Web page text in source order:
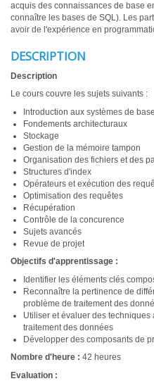
acquis des connaissances de base
connaître les bases de SQL). Les
avoir de l'expérience en
DESCRIPTION
Description
Le cours couvre les sujets suivants :
Introduction aux systèmes de
Fondements architecturaux
Stockage
Gestion de la mémoire tampon
Organisation des fichiers et des
Structures d'index
Opérateurs et exécution des
Optimisation des requêtes
Récupération
Contrôle de la concurence
Sujets avancés
Revue de projet
Objectifs d'apprentissage :
Identifier les éléments clés
Reconnaître la pertinence de
problème de traitement des
Utiliser et évaluer des
traitement des données
Développer des composants de
Nombre d'heure : 42 heures
Evaluation :